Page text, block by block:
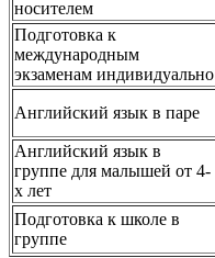
носителем
Подготовка к
международным
экзаменам индивидуально
Английский язык в паре
Английский язык в
группе для малышей от 4-
х лет
Подготовка к школе в
группе